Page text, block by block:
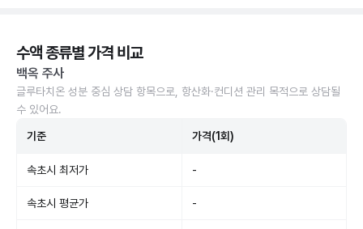
수액 종류별 가격 비교
백옥 주사
글루타치온 성분 중심 상담 항목으로, 항산화·컨디션 관리 목적으로 상담될
수 있어요.
기준 가격(1회)
속초시 최저가 -
속초시 평균가 -